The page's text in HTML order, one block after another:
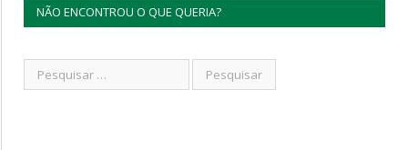
NÃO ENCONTROU O QUE QUERIA?